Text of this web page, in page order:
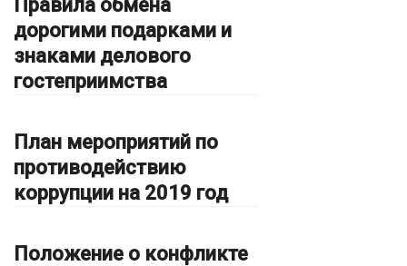
Правила обмена
дорогими подарками и
знаками делового
гостеприимства
План мероприятий по
противодействию
коррупции на 2019 год
Положение о конфликте